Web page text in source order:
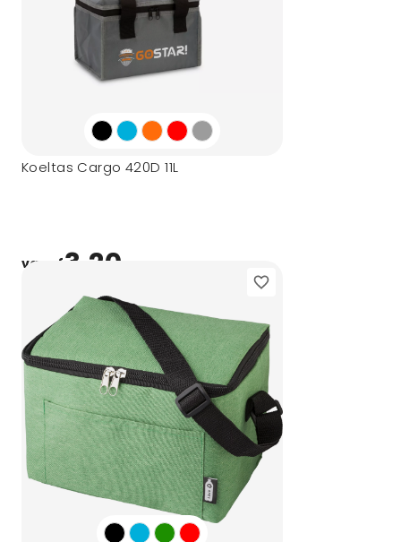
Koeltas Cargo 420D 11L
vanaf3,20